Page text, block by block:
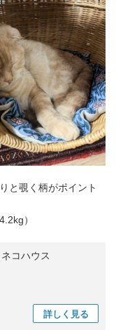
と覗く柄がポイント
）
コハウス
詳しく 見る